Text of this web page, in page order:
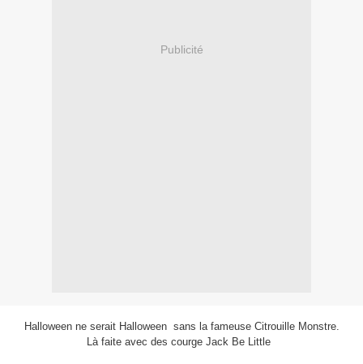
Publicité
Halloween ne serait Halloween sans la fameuse Citrouille Monstre.
Là faite avec des courge Jack Be Little